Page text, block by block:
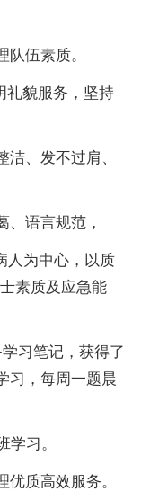
伍素质。
礼貌服务，坚持
、发不过肩、
、语言规范，
人为中心，以质
素质及应急能
习笔记，获得了
习，每周一题晨
学习。
质高效服务。